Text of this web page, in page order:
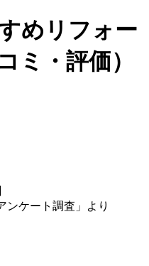
めリフォー
ミ・評価）
ンケート調査」より